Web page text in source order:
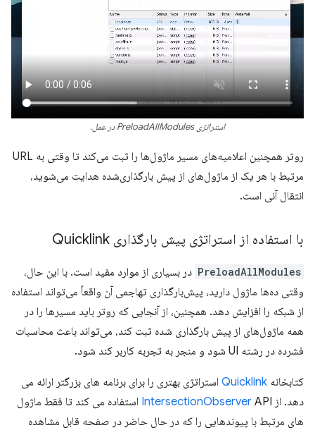
استراتژی PreloadAllModules در عمل.
روتر همچنین اعلامیه‌های مسیر ماژول‌ها را ثبت می‌کند تا وقتی به URL
مرتبط با هر یک از ماژول‌های از پیش بارگذاری‌شده هدایت می‌شوید،
انتقال آنی است.
با استفاده از استراتژی پیش بارگذاری Quicklink
PreloadAllModules در بسیاری از موارد مفید است. با این حال،
وقتی ده‌ها ماژول دارید، پیش‌بارگذاری تهاجمی آن واقعاً می‌تواند استفاده
از شبکه را افزایش دهد. همچنین، از آنجایی که روتر باید مسیرها را در
همه ماژول‌های از پیش بارگذاری شده ثبت کند، می‌تواند باعث محاسبات
فشرده در رشته UI شود و منجر به تجربه کاربر کند شود.
کتابخانه Quicklink استراتژی بهتری را برای برنامه های بزرگتر ارائه می
دهد. از
IntersectionObserver API استفاده می کند تا فقط ماژول
های مرتبط با پیوندهایی را که در حال حاضر در صفحه قابل مشاهده